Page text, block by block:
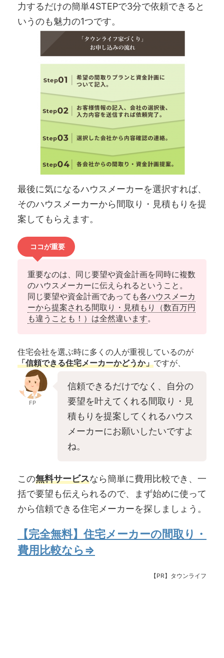
力するだけの簡単4STEPで3分で依頼できると
いうのも魅力の1つです。
最後に気になるハウスメーカーを選択すれば、
そのハウスメーカーから間取り・見積もりを提
案してもらえます。
ココが重要
重要なのは、同じ要望や資金計画を同時に複数
のハウスメーカーに伝えられるということ。
同じ要望や資金計画であっても各ハウスメーカ
ーから提案される間取り・見積もり（数百万円
も違うことも！）は全然違います。
住宅会社を選ぶ時に多くの人が重視しているのが
「信頼できる住宅メーカーかどうか」ですが、
FP
信頼できるだけでなく、自分の
要望を叶えてくれる間取り・見
積もりを提案してくれるハウス
メーカーにお願いしたいですよ
ね。
この無料サービスなら簡単に費用比較でき、一
括で要望も伝えられるので、まず始めに使って
から信頼できる住宅メーカーを探しましょう。
【完全無料】住宅メーカーの間取り・
費用比較なら⇒
【PR】タウンライフ